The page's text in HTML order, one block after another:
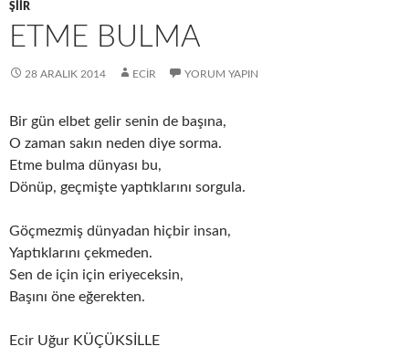
ŞIIR
ETME BULMA
28 ARALIK 2014 ECIR YORUM YAPIN
Bir gün elbet gelir senin de başına,
O zaman sakın neden diye sorma.
Etme bulma dünyası bu,
Dönüp, geçmişte yaptıklarını sorgula.
Göçmezmiş dünyadan hiçbir insan,
Yaptıklarını çekmeden.
Sen de için için eriyeceksin,
Başını öne eğerekten.
Ecir Uğur KÜÇÜKSİLLE